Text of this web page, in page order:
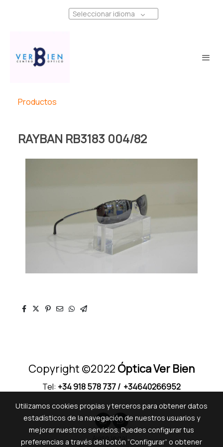
Seleccionar idioma
Productos
RAYBAN RB3183 004/82
Copyright ©2022 Óptica Ver Bien
Tel: +34 918 578 737/ +34640266952
Aviso legal
Utilizamos cookies propias y terceros para obtener datos
estadísticos de la navegación de nuestros usuarios y
mejorar nuestros servicios. Puedes configurar tus
preferencias a través del botón “Configurar” o obtener